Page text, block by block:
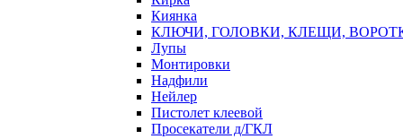
Киянка
КЛЮЧИ, ГОЛОВКИ, КЛЕЩИ,
Лупы
Монтировки
Надфили
Нейлер
Пистолет клеевой
Просекатели д/ГКЛ